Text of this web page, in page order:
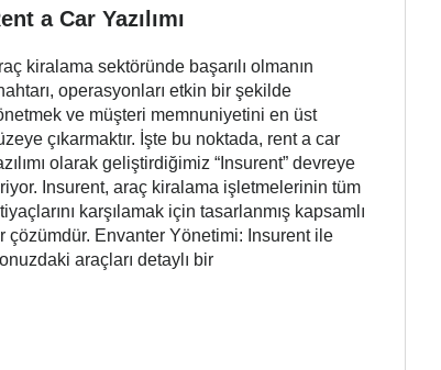
a Car Yazılımı
kiralama sektöründe başarılı olmanın
operasyonları etkin bir şekilde
ve müşteri memnuniyetini en üst
çıkarmaktır. İşte bu noktada, rent a car
olarak geliştirdiğimiz “Insurent” devreye
Insurent, araç kiralama işletmelerinin tüm
karşılamak için tasarlanmış kapsamlı
çözümdür. Envanter Yönetimi: Insurent ile
araçları detaylı bir